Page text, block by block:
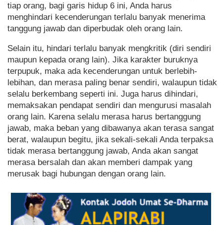
tiap orang, bagi garis hidup 6 ini, Anda harus
menghindari kecenderungan terlalu banyak menerima
tanggung jawab dan diperbudak oleh orang lain.
Selain itu, hindari terlalu banyak mengkritik (diri sendiri
maupun kepada orang lain). Jika karakter buruknya
terpupuk, maka ada kecenderungan untuk berlebih-
lebihan, dan merasa paling benar sendiri, walaupun tidak
selalu berkembang seperti ini. Juga harus dihindari,
memaksakan pendapat sendiri dan mengurusi masalah
orang lain. Karena selalu merasa harus bertanggung
jawab, maka beban yang dibawanya akan terasa sangat
berat, walaupun begitu, jika sekali-sekali Anda terpaksa
tidak merasa bertanggung jawab, Anda akan sangat
merasa bersalah dan akan memberi dampak yang
merusak bagi hubungan dengan orang lain.